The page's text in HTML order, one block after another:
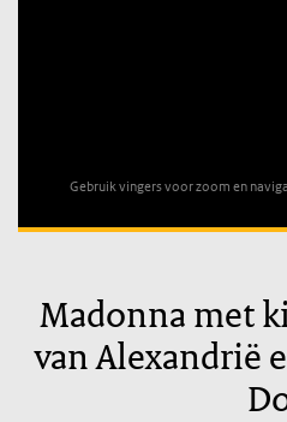
Gebruik vingers voor zoom en
Madonna met
van Alexandrië